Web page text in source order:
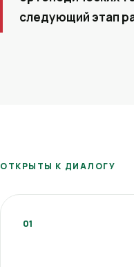
следующий этап
ОТКРЫТЫ К ДИАЛОГУ
01